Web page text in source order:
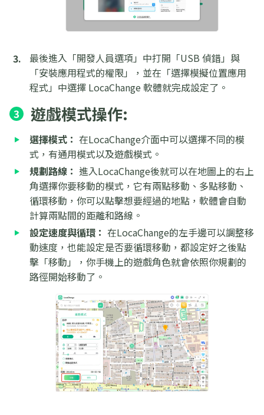
最後進入「開發人員選項」中打開「USB 偵錯」與
「安裝應用程式的權限」，並在「選擇模擬位置應用
程式」中選擇 LocaChange 軟體就完成設定了。
3 遊戲模式操作:
選擇模式： 在LocaChange介面中可以選擇不同的模
式，有通用模式以及遊戲模式。
規劃路線： 進入LocaChange後就可以在地圖上的右上
角選擇你要移動的模式，它有兩點移動、多點移動、
循環移動，你可以點擊想要經過的地點，軟體會自動
計算兩點間的距離和路線。
設定速度與循環： 在LocaChange的左手邊可以調整移
動速度，也能設定是否要循環移動，都設定好之後點
擊「移動」，你手機上的遊戲角色就會依照你規劃的
路徑開始移動了。